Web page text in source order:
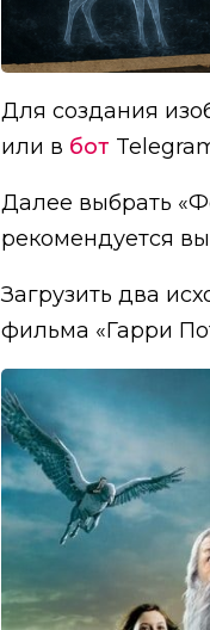
Для создания
или в бот
Далее выбрать
рекомендуется
Загрузить два
фильма «Гарри